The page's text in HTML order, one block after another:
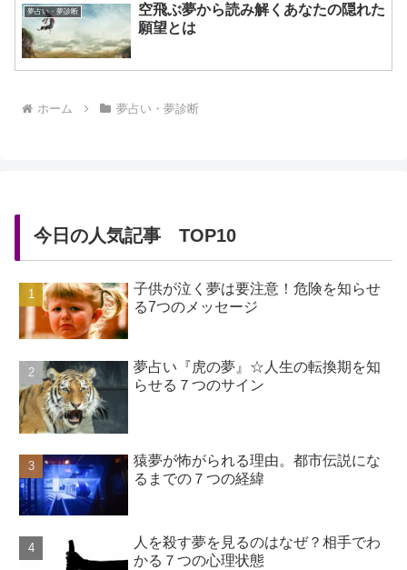
夢占い・夢診断
空飛ぶ夢から読み解くあなたの隠れた
願望とは
ホーム 夢占い・夢診断
今日の人気記事 TOP10
子供が泣く夢は要注意！危険を知らせ
る7つのメッセージ
夢占い『虎の夢』☆人生の転換期を知
らせる７つのサイン
猿夢が怖がられる理由。都市伝説にな
るまでの７つの経緯
人を殺す夢を見るのはなぜ？相手でわ
かる７つの心理状態